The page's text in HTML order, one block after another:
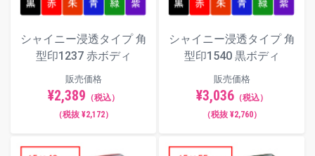
シャイニー浸透タイプ 角
型印1237 赤ボディ
販売価格
¥2,389 （税込）
（税抜 ¥2,172）
シャイニー浸透タイプ 角
型印1540 黒ボディ
販売価格
¥3,036（税込）
（税抜 ¥2,760）